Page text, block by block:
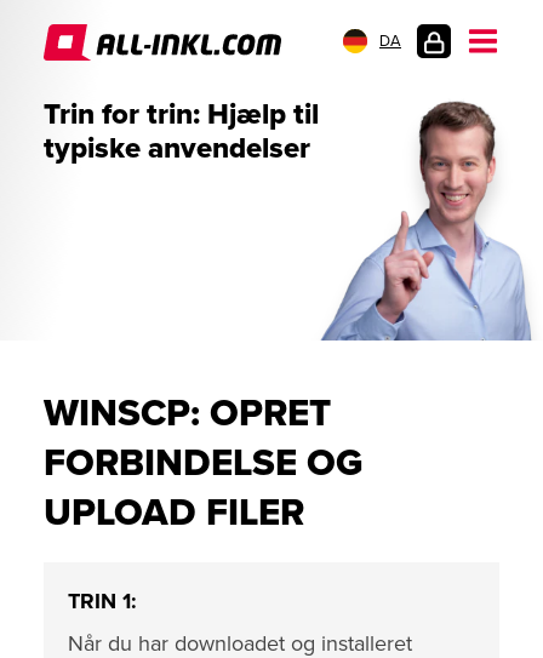
DA
Trin for trin: Hjælp til
typiske anvendelser
WINSCP: OPRET
FORBINDELSE OG
UPLOAD FILER
TRIN 1:
Når du har downloadet og installeret